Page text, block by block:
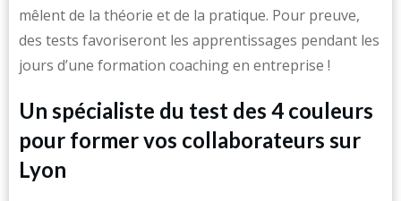
mêlent de la théorie et de la pratique. Pour preuve,
des tests favoriseront les apprentissages pendant les
jours d’une formation coaching en entreprise !
Un spécialiste du test des 4 couleurs
pour former vos collaborateurs sur
Lyon